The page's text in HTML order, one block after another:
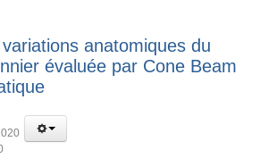
anatomiques du
évaluée par Cone Beam